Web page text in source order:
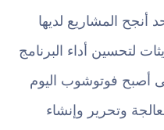
أنجح المشاريع لديها
لتحسين أداء البرنامج
أصبح فوتوشوب اليوم
البرنامج رقم 1 في معالجة وتحرير وإنشاء